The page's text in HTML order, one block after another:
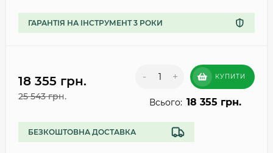
ГАРАНТІЯ НА ІНСТРУМЕНТ 3 РОКИ
18 355 грн.
25 543 грн.
- + КУПИТИ
Всього: 18 355 грн.
БЕЗКОШТОВНА ДОСТАВКА